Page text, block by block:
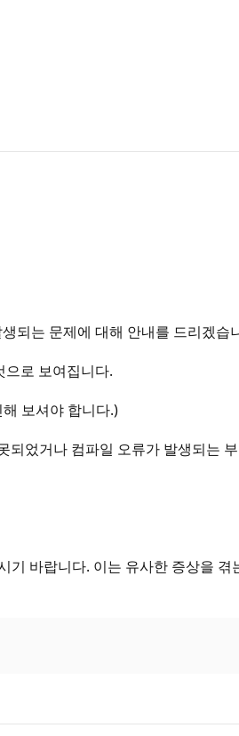
되는 문제에 대해 안내를 드리겠습
으로 보여집니다.
보셔야 합니다.)
었거나 컴파일 오류가 발생되는
바랍니다. 이는 유사한 증상을